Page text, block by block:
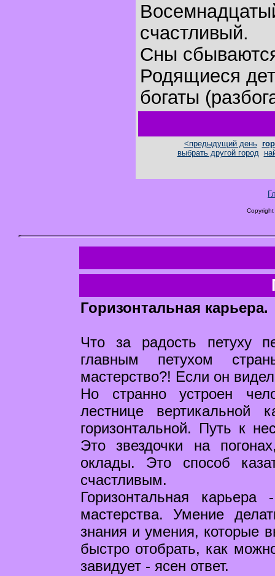
счастливый.
Сны
Родящиеся
богаты
<предыдущий день
выбрать другой город
Горизонтальная карьера.
Что за радость петуху
главным петухом
мастерство?! Если он
Но странно устроен
лестнице вертикальной
горизонтальной. Путь к
Это звездочки на
оклады. Это способ
счастливым.
Горизонтальная карьера
мастерства. Умение
знания и умения, которые
быстро отобрать, как
завидует - ясен ответ.